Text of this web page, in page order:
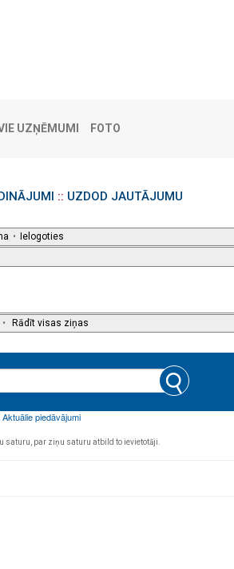
UZŅĒMUMI FOTO
:: UZDOD JAUTĀJUMU
• Ielogoties
• Rādīt visas ziņas
saturu, par ziņu saturu atbild to ievietotāji.